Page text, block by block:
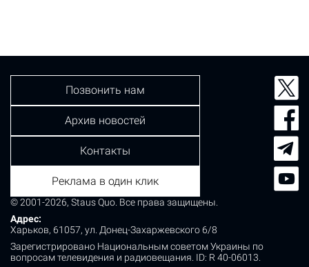
© 2001-2026, Staus Quo. Все права защищены.
Адрес:
Харьков, 61057, ул. Донец-Захаржевского 6/8
Зарегистрировано Национальным советом Украины по
вопросам телевидения и радиовещания. ID: R 40-06013.
Позвонить нам
Архив новостей
Контакты
Реклама в один клик